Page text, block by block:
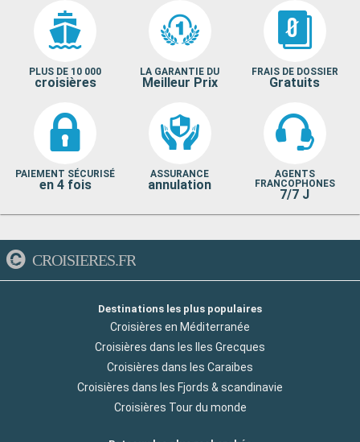
PLUS DE 10 000
croisières
LA GARANTIE DU
Meilleur Prix
FRAIS DE DOSSIER
Gratuits
PAIEMENT SÉCURISÉ
en 4 fois
ASSURANCE
annulation
AGENTS
FRANCOPHONES
7/7 J
CROISIERES.FR
Destinations les plus populaires
Croisières en Méditerranée
Croisières dans les Iles Grecques
Croisières dans les Caraibes
Croisières dans les Fjords & scandinavie
Croisières Tour du monde